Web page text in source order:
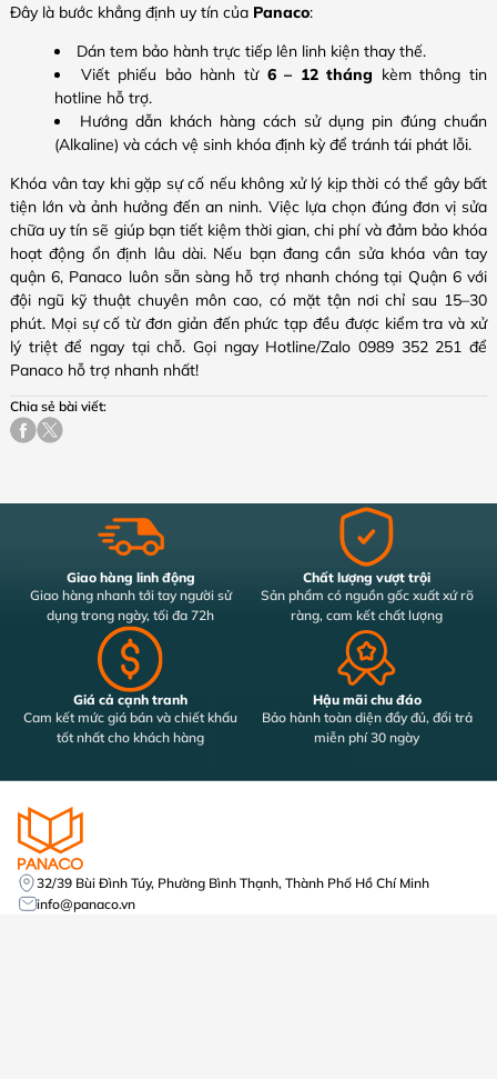
Đây là bước khẳng định uy tín của Panaco:
Dán tem bảo hành trực tiếp lên linh kiện thay thế.
Viết phiếu bảo hành từ 6 – 12 tháng kèm thông tin
hotline hỗ trợ.
Hướng dẫn khách hàng cách sử dụng pin đúng chuẩn
(Alkaline) và cách vệ sinh khóa định kỳ để tránh tái phát lỗi.
Khóa vân tay khi gặp sự cố nếu không xử lý kịp thời có thể gây bất
tiện lớn và ảnh hưởng đến an ninh. Việc lựa chọn đúng đơn vị sửa
chữa uy tín sẽ giúp bạn tiết kiệm thời gian, chi phí và đảm bảo khóa
hoạt động ổn định lâu dài. Nếu bạn đang cần sửa khóa vân tay
quận 6, Panaco luôn sẵn sàng hỗ trợ nhanh chóng tại Quận 6 với
đội ngũ kỹ thuật chuyên môn cao, có mặt tận nơi chỉ sau 15–30
phút. Mọi sự cố từ đơn giản đến phức tạp đều được kiểm tra và xử
lý triệt để ngay tại chỗ. Gọi ngay Hotline/Zalo 0989 352 251 để
Panaco hỗ trợ nhanh nhất!
Chia sẻ bài viết:
Giao hàng linh động
Giao hàng nhanh tới tay người sử
dụng trong ngày, tối đa 72h
Chất lượng vượt trội
Sản phẩm có nguồn gốc xuất xứ rõ
ràng, cam kết chất lượng
Giá cả cạnh tranh
Cam kết mức giá bán và chiết khấu
tốt nhất cho khách hàng
Hậu mãi chu đáo
Bảo hành toàn diện đầy đủ, đổi trả
miễn phí 30 ngày
32/39 Bùi Đình Túy, Phường Bình Thạnh, Thành Phố Hồ Chí Minh
info@panaco.vn